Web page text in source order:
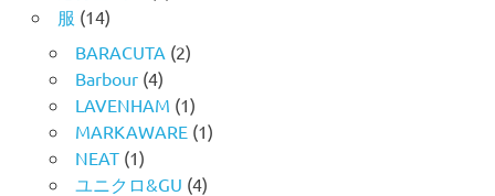
服 (14)
BARACUTA (2)
Barbour(4)
LAVENHAM (1)
MARKAWARE(1)
NEAT(1)
ユニクロ&GU (4)